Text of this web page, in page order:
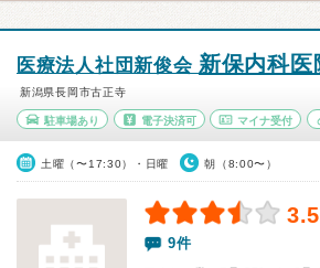
医療法人社団新俊会 新保内科医
新潟県長岡市古正寺
駐車場あり 電子決済可 マイナ受付
土曜（〜17:30）・日曜 朝（8:00〜）
9件